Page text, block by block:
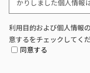
かりしました個人情報
提供はいたしません。
（個人情報提供の任意
利用目的および個人情報
意するをチェックしてくだ
同意する